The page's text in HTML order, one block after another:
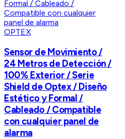
OPTEX
Sensor de Movimiento /
24 Metros de Detección /
100% Exterior / Serie
Shield de Optex / Diseño
Estético y Formal /
Cableado / Compatible
con cualquier panel de
alarma